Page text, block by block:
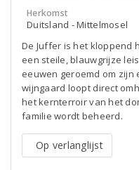
Herkomst
Duitsland - Mittelmosel
De Juffer is het kloppend
een steile, blauwgrijze
eeuwen geroemd om zijn
wijngaard loopt direct
het kernterroir van het
familie wordt beheerd.
Op verlanglijst